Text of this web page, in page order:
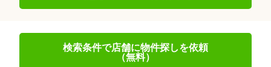
検索条件で店舗に物件探しを依頼
（無料）